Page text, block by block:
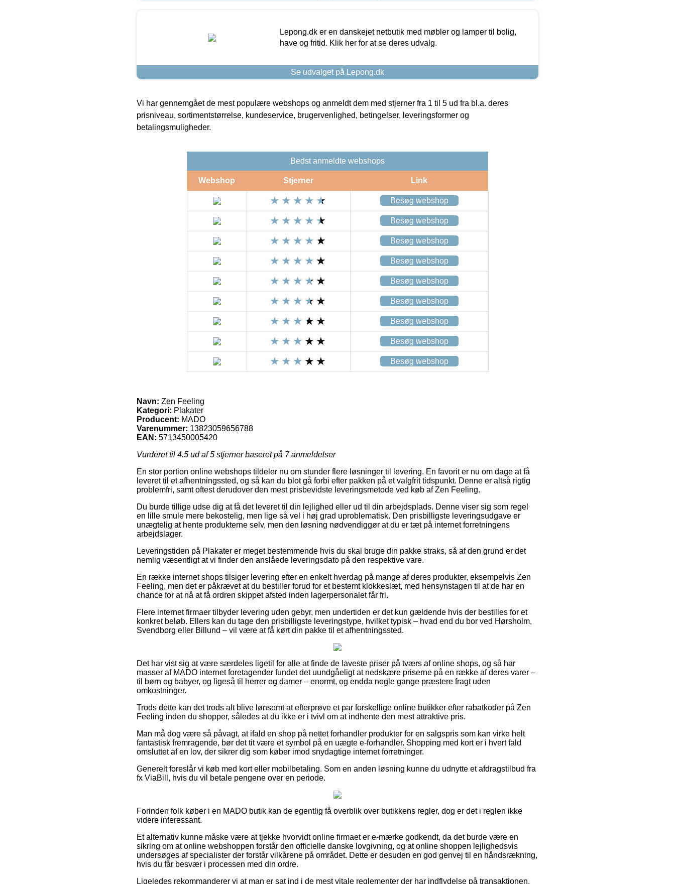
Lepong.dk er en danskejet netbutik med møbler og lamper til bolig,
have og fritid. Klik her for at se deres udvalg.
Se udvalget på Lepong.dk
Vi har gennemgået de mest populære webshops og anmeldt dem med stjerner fra 1 til 5 ud fra bl.a. deres
prisniveau, sortimentstørrelse, kundeservice, brugervenlighed, betingelser, leveringsformer og
betalingsmuligheder.
Bedst anmeldte webshops
Webshop Stjerner Link
Besøg webshop
Besøg webshop
Besøg webshop
Besøg webshop
Besøg webshop
Besøg webshop
Besøg webshop
Besøg webshop
Besøg webshop
Navn: Zen Feeling
Kategori: Plakater
Producent: MADO
Varenummer: 13823059656788
EAN: 5713450005420
Vurderet til 4.5 ud af 5 stjerner baseret på 7anmeldelser
En stor portion online webshops tildeler nu om stunder flere løsninger til levering. En favorit er nu om dage at få
leveret til et afhentningssted, og så kan du blot gå forbi efter pakken på et valgfrit tidspunkt. Denne er altså rigtig
problemfri, samt oftest derudover den mest prisbevidste leveringsmetode ved køb af Zen Feeling.
Du burde tillige udse dig at få det leveret til din lejlighed eller ud til din arbejdsplads. Denne viser sig som regel
en lille smule mere bekostelig, men lige så vel i høj grad uproblematisk. Den prisbilligste leveringsudgave er
unægtelig at hente produkterne selv, men den løsning nødvendiggør at du er tæt på internet forretningens
arbejdslager.
Leveringstiden på Plakater er meget bestemmende hvis du skal bruge din pakke straks, så af den grund er det
nemlig væsentligt at vi finder den anslåede leveringsdato på den respektive vare.
En række internet shops tilsiger levering efter en enkelt hverdag på mange af deres produkter, eksempelvis Zen
Feeling, men det er påkrævet at du bestiller forud for et bestemt klokkeslæt, med hensynstagen til at de har en
chance for at nå at få ordren skippet afsted inden lagerpersonalet får fri.
Flere internet firmaer tilbyder levering uden gebyr, men undertiden er det kun gældende hvis der bestilles for et
konkret beløb. Ellers kan du tage den prisbilligste leveringstype, hvilket typisk – hvad end du bor ved Hørsholm,
Svendborg eller Billund – vil være at få kørt din pakke til et afhentningssted.
Det har vist sig at være særdeles ligetil for alle at finde de laveste priser på tværs af online shops, og så har
masser af MADO internet foretagender fundet det uundgåeligt at nedskære priserne på en række af deres varer –
til børn og babyer, og ligeså til herrer og damer – enormt, og endda nogle gange præstere fragt uden
omkostninger.
Trods dette kan det trods alt blive lønsomt at efterprøve et par forskellige online butikker efter rabatkoder på Zen
Feeling inden du shopper, således at du ikke er i tvivl om at indhente den mest attraktive pris.
Man må dog være så påvagt, at ifald en shop på nettet forhandler produkter for en salgspris som kan virke helt
fantastisk fremragende, bør det tit være et symbol på en uægte e-forhandler. Shopping med kort er i hvert fald
omsluttet af en lov, der sikrer dig som køber imod snydagtige internet forretninger.
Generelt foreslår vi køb med kort eller mobilbetaling. Som en anden løsning kunne du udnytte et afdragstilbud fra
fx ViaBill, hvis du vil betale pengene over en periode.
Forinden folk køber i en MADO butik kan de egentlig få overblik over butikkens regler, dog er det i reglen ikke
videre interessant.
Et alternativ kunne måske være at tjekke hvorvidt online firmaet er e-mærke godkendt, da det burde være en
sikring om at online webshoppen forstår den officielle danske lovgivning, og at online shoppen lejlighedsvis
undersøges af specialister der forstår vilkårene på området. Dette er desuden en god genvej til en håndsrækning,
hvis du får besvær i processen med din ordre.
Ligeledes rekommanderer vi at man er sat ind i de mest vitale reglementer der har indflydelse på transaktionen,